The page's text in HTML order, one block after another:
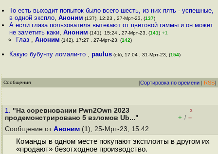
То есть выходит попыток было всего шесть, из них пять - успешные,
в одной экспло,Аноним (137), 12:23 , 27-Мрт-23, (137)
А если глаза пользователя вытекают от цветовой гаммы и он может
не заметить каки,Аноним (141), 15:24 , 27-Мрт-23, (141) +1
Глаз , Аноним (142), 17:27 , 27-Мрт-23, (142)
Какую бубунту ломали-то ,paulus (ok), 17:04 , 31-Мрт-23, (154)
Сообщения [Сортировка по времени | RSS]
1. "На соревновании Pwn2Own 2023
продемонстрировано 5 взломов Ub..."
–3
+ / –
Сообщение от Аноним (1), 25-Мрт-23, 15:42
Команды в одном месте покупают эксплоиты в другом их
«продают» безотходное производство.